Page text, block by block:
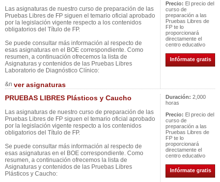
Las asignaturas de nuestro curso de preparación de las
Pruebas Libres de FP siguen el temario oficial aprobado
por la legislación vigente respecto a los contenidos
obligatorios del Título de FP.
Se puede consultar más información al respecto de
esas asignaturas en el BOE correspondiente. Como
resumen, a continuación ofrecemos la lista de
Asignaturas y contenidos de las Pruebas Libres
Laboratorio de Diagnóstico Clínico:
&n ver asignaturas
Precio: El precio del
curso de
preparación a las
Pruebas Libres de
FP te lo
proporcionará
directamente el
centro educativo
Infórmate gratis
PRUEBAS LIBRES Plásticos y Caucho
Las asignaturas de nuestro curso de preparación de las
Pruebas Libres de FP siguen el temario oficial aprobado
por la legislación vigente respecto a los contenidos
obligatorios del Título de FP.
Se puede consultar más información al respecto de
esas asignaturas en el BOE correspondiente. Como
resumen, a continuación ofrecemos la lista de
Asignaturas y contenidos de las Pruebas Libres
Plásticos y Caucho:
Duración: 2,000
horas
Precio: El precio del
curso de
preparación a las
Pruebas Libres de
FP te lo
proporcionará
directamente el
centro educativo
Infórmate gratis